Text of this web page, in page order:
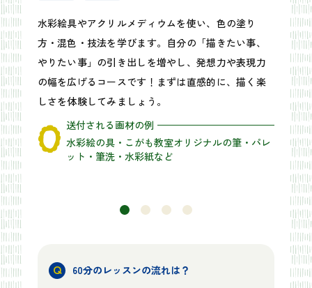
水彩絵具やアクリルメディウムを使い、色の塗り
方・混色・技法を学びます。自分の「描きたい事、
やりたい事」の引き出しを増やし、発想力や表現力
の幅を広げるコースです！まずは直感的に、描く楽
しさを体験してみましょう。
送付される画材の例
水彩絵の具・こがも教室オリジナルの筆・パレ
ット・筆洗・水彩紙など
60分のレッスンの流れは？